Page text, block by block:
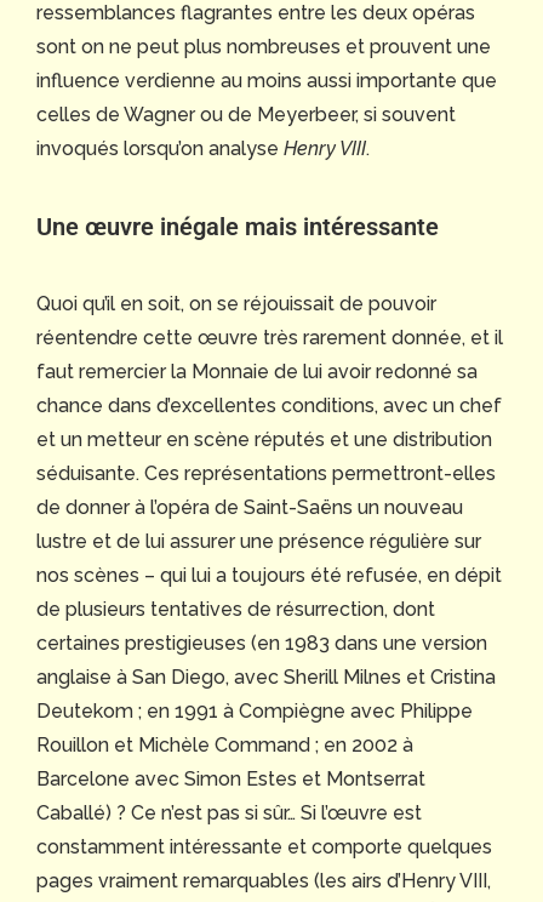
ressemblances flagrantes entre les deux opéras
sont on ne peut plus nombreuses et prouvent une
influence verdienne au moins aussi importante que
celles de Wagner ou de Meyerbeer, si souvent
invoqués lorsqu’on analyse Henry VIII.
Une œuvre inégale mais intéressante
Quoi qu’il en soit, on se réjouissait de pouvoir
réentendre cette œuvre très rarement donnée, et il
faut remercier la Monnaie de lui avoir redonné sa
chance dans d’excellentes conditions, avec un chef
et un metteur en scène réputés et une distribution
séduisante. Ces représentations permettront-elles
de donner à l’opéra de Saint-Saëns un nouveau
lustre et de lui assurer une présence régulière sur
nos scènes – qui lui a toujours été refusée, en dépit
de plusieurs tentatives de résurrection, dont
certaines prestigieuses (en 1983 dans une version
anglaise à San Diego, avec Sherill Milnes et Cristina
Deutekom ; en 1991 à Compiègne avec Philippe
Rouillon et Michèle Command ; en 2002 à
Barcelone avec Simon Estes et Montserrat
Caballé) ? Ce n’est pas si sûr… Si l’œuvre est
constamment intéressante et comporte quelques
pages vraiment remarquables (les airs d’Henry VIII,